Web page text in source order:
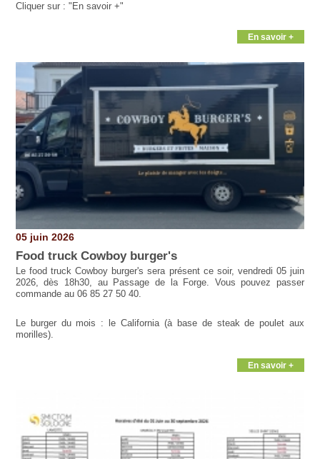
Cliquer sur : "En savoir +"
En savoir +
05 juin 2026
Food truck Cowboy burger's
Le food truck Cowboy burger's sera présent ce soir, vendredi 05 juin
2026, dès 18h30, au Passage de la Forge. Vous pouvez passer
commande au 06 85 27 50 40.
Le burger du mois : le California (à base de steak de poulet aux
morilles).
En savoir +